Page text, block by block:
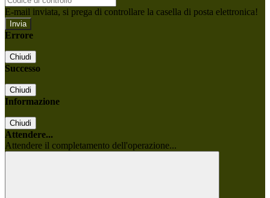
E-mail inviata, si prega di controllare la casella di posta elettronica!
Errore
Chiudi
Successo
Chiudi
Informazione
Chiudi
Attendere...
Attendere il completamento dell'operazione...